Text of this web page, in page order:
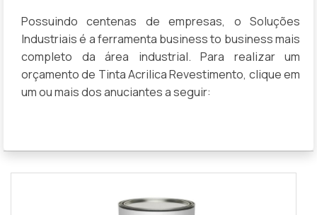
Possuindo centenas de empresas, o Soluções
Industriais é a ferramenta business to business mais
completo da área industrial. Para realizar um
orçamento de Tinta Acrilica Revestimento, clique em
um ou mais dos anuciantes a seguir: